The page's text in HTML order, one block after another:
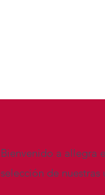
Bienvenido a allegra
selección de